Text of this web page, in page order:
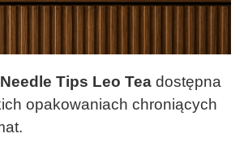
Tips Leo Tea dostępna
opakowaniach chroniących